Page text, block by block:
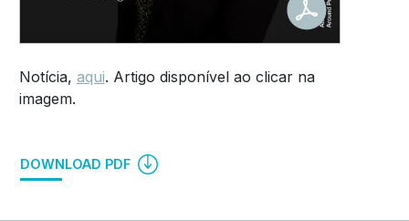
Notícia, aqui. Artigo disponível ao clicar na
imagem.
DOWNLOAD PDF